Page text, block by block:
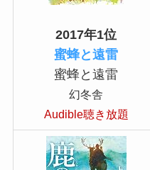
2017年1位
蜜蜂と遠雷
蜜蜂と遠雷
幻冬舎
Audible聴き放題